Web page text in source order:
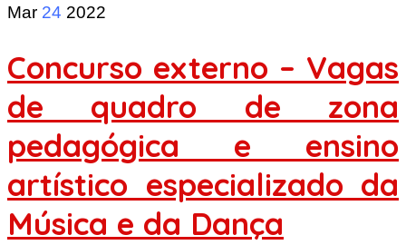
Mar 24 2022
Concurso externo – Vagas
de quadro de zona
pedagógica e ensino
artístico especializado da
Música e da Dança